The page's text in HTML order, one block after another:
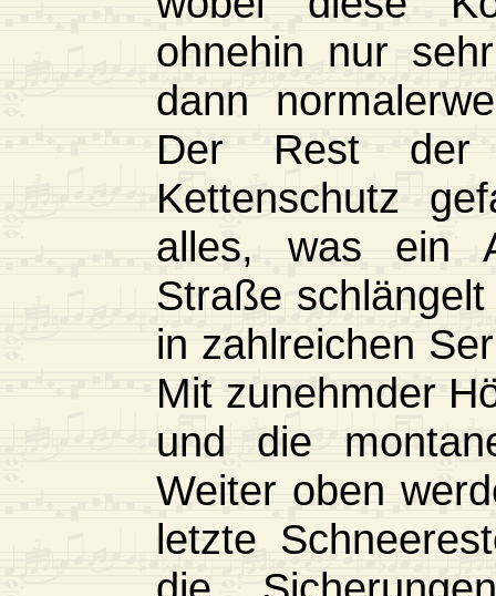
ohnehin nur
dann
Der Rest der
Kettenschutz
alles, was ein
Straße
in zahlreichen
Mit zunehmder
und die
Weiter oben
letzte